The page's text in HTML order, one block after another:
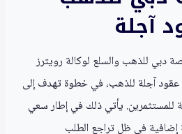
آجلة
دبي للذهب والسلع لوكالة رويترز
آجلة للذهب، في خطوة تهدف إلى
للمستثمرين. يأتي ذلك في إطار سعي
إضافية في ظل تراجع الطلب